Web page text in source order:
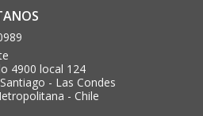
4900 local 124
- Las Condes
- Chile